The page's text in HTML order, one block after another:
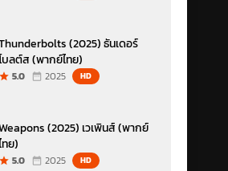
(2025) ธันเดอร์
บลต์ส (พากย์ไทย)
5.0 2025 HD
(2025) เวเพินส์ (พากย์
ทย)
5.0 2025 HD